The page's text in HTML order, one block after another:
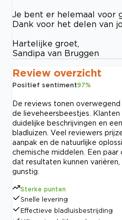
Je bent er helemaal voor
Dank voor het delen van
Hartelijke groet,
Sandipa van Bruggen
Review overzicht
Positief sentiment97%
De reviews tonen
de lieveheersbeestjes. Klanten
duidelijke beschrijvingen en
bladluizen. Veel reviewers
aanpak en de natuurlijke
chemische middelen. Een
dat resultaten kunnen
gunstig.
Sterke punten
Snelle levering
Effectieve bladluisbestrijding